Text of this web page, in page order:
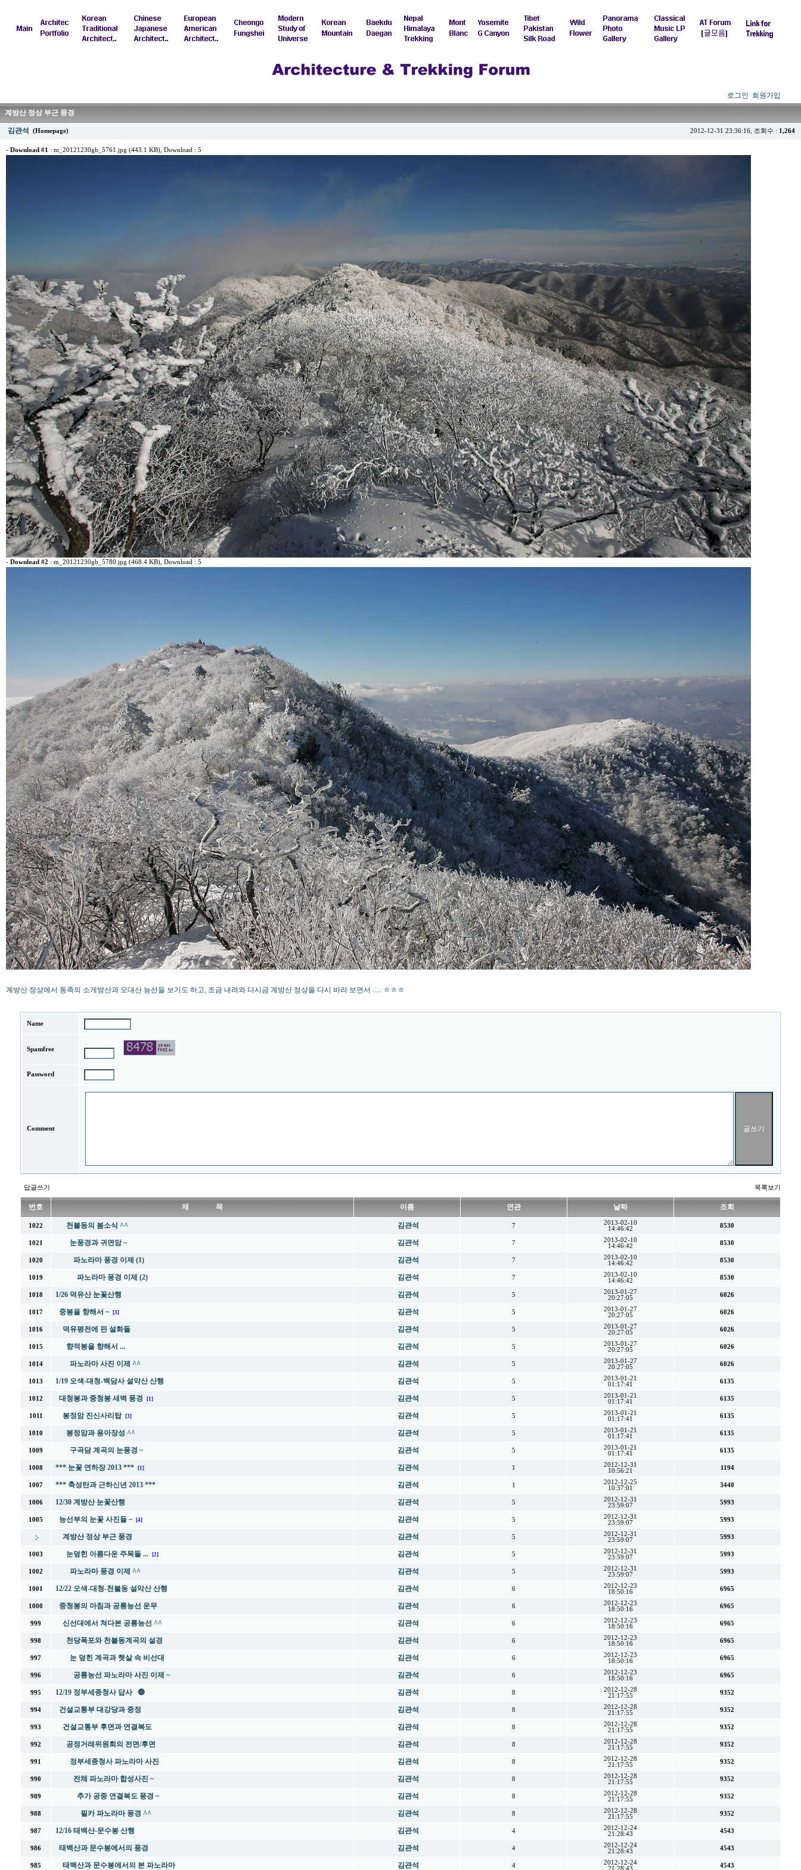
로그인 회원가입
계방산 정상 부근 풍경
김관석 (Homepage) 2012-12-31 23:36:16, 조회수 : 1,264
- Download #1 : m_20121230gb_5761.jpg (443.1 KB) , Download : 5
- Download #2 : m_20121230gb_5780.jpg (468.4 KB) , Download : 5
계방산 정상에서 동족의 소게방산과 오대산 능선을 보기도 하고, 조금 내려와 다시금 계방산 정상을 다시 바라 보면서 ..... ㅎㅎㅎ
Name
Spamfree
Password
Comment
답글쓰기 목록보기
번호 제 목 이름 연관 날짜 조회
1022 천불동의 봄소식 ^^ 김관석 7
2013-02-10
14:46:42
8530
1021 눈풍경과 귀면암 ~ 김관석 7
2013-02-10
14:46:42
8530
1020 파노라마 풍경 이제 (1) 김관석 7
2013-02-10
14:46:42
8530
1019 파노라마 풍경 이제 (2) 김관석 7
2013-02-10
14:46:42
8530
1018 1/26 덕유산 눈꽃산행 김관석 5
2013-01-27
20:27:05
6026
1017 중봉을 향해서 ~ [3] 김관석 5
2013-01-27
20:27:05
6026
1016 덕유평전에 핀 설화들 김관석 5
2013-01-27
20:27:05
6026
1015 향적봉을 향해서 ... 김관석 5
2013-01-27
20:27:05
6026
1014 파노라마 사진 이제 ^^ 김관석 5
2013-01-27
20:27:05
6026
1013 1/19 오색-대청-백담사 설악산 산행 김관석 5
2013-01-21
01:17:41
6135
1012 대청봉과 중청봉 새벽 풍경 [1] 김관석 5
2013-01-21
01:17:41
6135
1011 봉정암 진신사리탑 [3] 김관석 5
2013-01-21
01:17:41
6135
1010 봉정암과 용아장성 ^^ 김관석 5
2013-01-21
01:17:41
6135
1009 구곡담 계곡의 눈풍경 ~ 김관석 5
2013-01-21
01:17:41
6135
1008 *** 눈꽃 연하장 2013 *** [1] 김관석 1
2012-12-31
10:56:21
1194
1007 *** 축성탄과 근하신년 2013 *** 김관석 1
2012-12-25
10:37:01
3440
1006 12/30 계방산 눈꽃산행 김관석 5
2012-12-31
23:59:07
5993
1005 능선부의 눈꽃 사진들 ~ [4] 김관석 5
2012-12-31
23:59:07
5993
계방산 정상 부근 풍경 김관석 5
2012-12-31
23:59:07
5993
1003 눈덮힌 아름다운 주목들 ... [2] 김관석 5
2012-12-31
23:59:07
5993
1002 파노라마 풍경 이제 ^^ 김관석 5
2012-12-31
23:59:07
5993
1001 12/22 오색-대청-천불동 설악산 산행 김관석 6
2012-12-23
18:50:16
6965
1000 중청봉의 아침과 공룡능선 운무 김관석 6
2012-12-23
18:50:16
6965
999 신선대에서 쳐다본 공룡능선 ^^ 김관석 6
2012-12-23
18:50:16
6965
998 천당폭포와 천불동계곡의 설경 김관석 6
2012-12-23
18:50:16
6965
997 눈 덮힌 계곡과 햇살 속 비선대 김관석 6
2012-12-23
18:50:16
6965
996 공룡능선 파노라마 사진 이제 ~ 김관석 6
2012-12-23
18:50:16
6965
995 12/19 정부세종청사 답사 🔵 김관석 8
2012-12-28
21:17:55
9352
994 건설교통부 대강당과 중정 김관석 8
2012-12-28
21:17:55
9352
993 건설교통부 후면과 연결복도 김관석 8
2012-12-28
21:17:55
9352
992 공정거래위원회의 전면/후면 김관석 8
2012-12-28
21:17:55
9352
991 정부세종청사 파노라마 사진 김관석 8
2012-12-28
21:17:55
9352
990 전체 파노라마 합성사진 ~ 김관석 8
2012-12-28
21:17:55
9352
989 추가 공중 연결복도 풍경 ~ 김관석 8
2012-12-28
21:17:55
9352
988 필카 파노라마 풍경 ^^ 김관석 8
2012-12-28
21:17:55
9352
987 12/16 태백산-문수봉 산행 김관석 4
2012-12-24
21:28:43
4543
986 태백산과 문수봉에서의 풍경 김관석 4
2012-12-24
21:28:43
4543
985 태백산과 문수봉에서의 본 파노라마 김관석 4
2012-12-24
21:28:43
4543